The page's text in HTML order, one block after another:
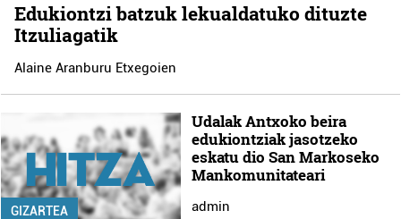
Edukiontzi batzuk lekualdatuko dituzte
Itzuliagatik
Alaine Aranburu Etxegoien
GIZARTEA
Udalak Antxoko beira
edukiontziak jasotzeko
eskatu dio San Markoseko
Mankomunitateari
admin